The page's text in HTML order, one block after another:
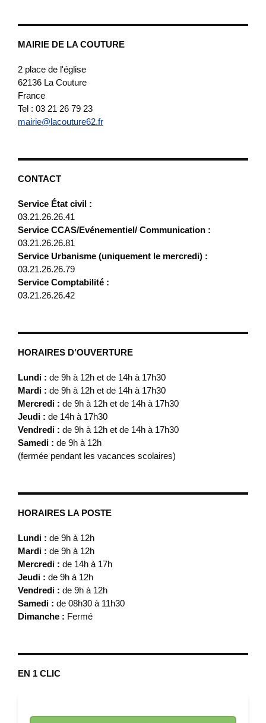
MAIRIE DE LA COUTURE
2 place de l'église
62136 La Couture
France
Tel : 03 21 26 79 23
mairie@lacouture62.fr
CONTACT
Service État civil :
03.21.26.26.41
Service CCAS/Evénementiel/ Communication :
03.21.26.26.81
Service Urbanisme (uniquement le mercredi) :
03.21.26.26.79
Service Comptabilité :
03.21.26.26.42
HORAIRES D’OUVERTURE
Lundi : de 9h à 12h et de 14h à 17h30
Mardi : de 9h à 12h et de 14h à 17h30
Mercredi : de 9h à 12h et de 14h à 17h30
Jeudi : de 14h à 17h30
Vendredi : de 9h à 12h et de 14h à 17h30
Samedi : de 9h à 12h
(fermée pendant les vacances scolaires)
HORAIRES LA POSTE
Lundi : de 9h à 12h
Mardi : de 9h à 12h
Mercredi : de 14h à 17h
Jeudi : de 9h à 12h
Vendredi : de 9h à 12h
Samedi : de 08h30 à 11h30
Dimanche : Fermé
EN 1 CLIC